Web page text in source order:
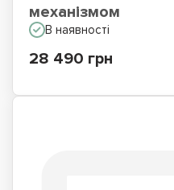
механізмом
В наявності
28 490 грн